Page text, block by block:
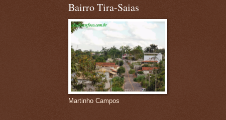
Bairro Tira-Saias
Martinho Campos